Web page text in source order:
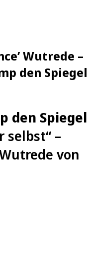
Wutrede –
den Spiegel
den Spiegel
selbst“ –
von